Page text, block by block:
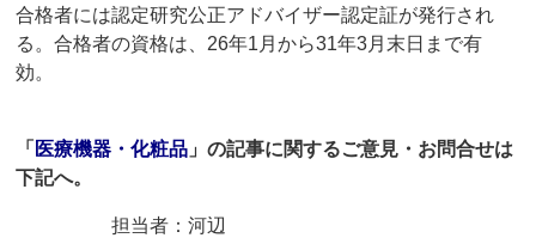
合格者には認定研究公正アドバイザー認定証が発行され
る。合格者の資格は、26年1月から31年3月末日まで有
効。
「 医療機器・化粧品 」の記事に関するご意見・お問合せは
下記へ。
担当者：河辺